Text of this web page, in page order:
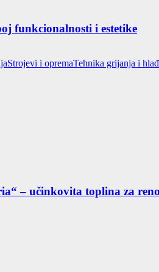
funkcionalnosti i estetike
Strojevi i opremaTehnika grijanja i
– učinkovita toplina za